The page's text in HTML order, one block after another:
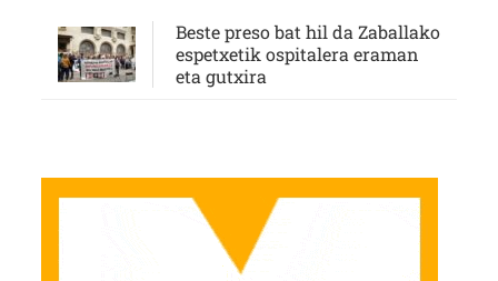
Beste preso bat hil da Zaballako
espetxetik ospitalera eraman
eta gutxira